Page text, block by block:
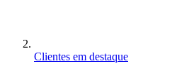
Clientes em destaque